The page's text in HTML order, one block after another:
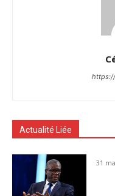
Actualité Liée
31